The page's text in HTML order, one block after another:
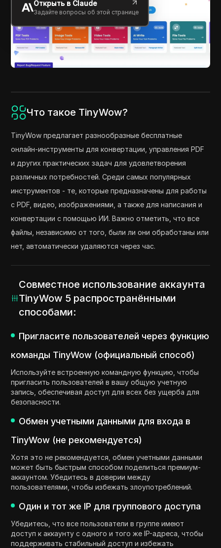
Открыть в Claude
Задайте вопросы об этой странице
Что такое TinyWow?
TinyWow предлагает разнообразные бесплатные
онлайн-инструменты для конвертации, управления PDF
и других практических задач для удовлетворения
различных потребностей. Среди самых популярных
инструментов - те, которые предназначены для работы
с PDF, видео, изображениями, а также для написания и
конвертации с помощью ИИ. Важно отметить, что все
файлы, независимо от того, были ли они обработаны или
нет, автоматически удаляются через час.
Совместное использование аккаунта
TinyWow 5 распространёнными
способами:
Пригласите пользователей через функцию
команды TinyWow (официальный способ)
Используйте встроенную командную функцию, чтобы
пригласить пользователей в вашу общую учетную
запись, обеспечивая доступ для всех без ущерба для
безопасности.
Обмен учетными данными для входа в
TinyWow (не рекомендуется)
Хотя это не рекомендуется, обмен учетными данными
может быть быстрым способом поделиться премиум-
аккаунтом. Убедитесь в доверии между
пользователями, чтобы избежать злоупотреблений.
Один и тот же IP для группового доступа
Убедитесь, что все пользователи в группе имеют
доступ к аккаунту с одного и того же IP-адреса, чтобы
поддерживать стабильный доступ и избежать